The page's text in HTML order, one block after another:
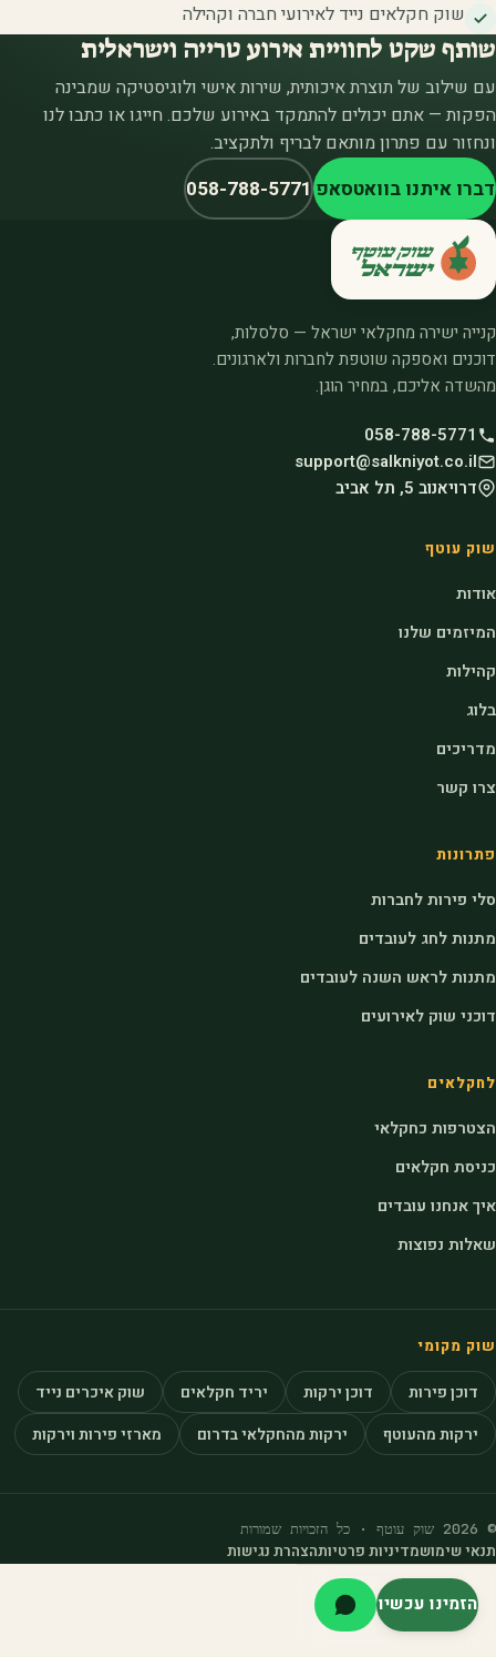
שוק חקלאים נייד לאירועי חברה וקהילה
שותף שקט לחוויית אירוע טרייה וישראלית
עם שילוב של תוצרת איכותית, שירות אישי ולוגיסטיקה שמבינה
הפקות — אתם יכולים להתמקד באירוע שלכם. חייגו או כתבו לנו
ונחזור עם פתרון מותאם לבריף ולתקציב.
דברו איתנו בוואטסאפ058-788-5771
קנייה ישירה מחקלאי ישראל — סלסלות,
דוכנים ואספקה שוטפת לחברות ולארגונים.
מהשדה אליכם, במחיר הוגן.
058-788-5771
support@salkniyot.co.il
דרויאנוב 5, תל אביב
שוק עוטף
אודות
המיזמים שלנו
קהילות
בלוג
מדריכים
צרו קשר
פתרונות
סלי פירות לחברות
מתנות לחג לעובדים
מתנות לראש השנה לעובדים
דוכני שוק לאירועים
לחקלאים
הצטרפות כחקלאי
כניסת חקלאים
איך אנחנו עובדים
שאלות נפוצות
שוק מקומי
דוכן פירות דוכן ירקות יריד חקלאים
שוק איכרים נייד
ירקות מהעוטף
ירקות מהחקלאי בדרום מארזי פירות וירקות
© 2026 שוק עוטף · כל הזכויות שמורות
תנאי שימושמדיניות פרטיותהצהרת נגישות
הזמינו עכשיו